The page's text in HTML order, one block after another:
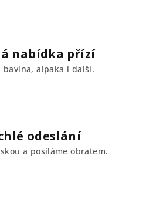
nabídka přízí
bavlna, alpaka i další.
odeslání
a posíláme obratem.